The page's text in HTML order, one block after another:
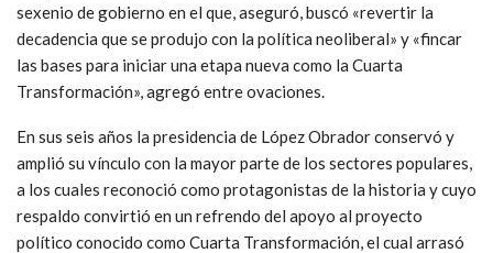
sexenio de gobierno en el que, aseguró, buscó «revertir la
decadencia que se produjo con la política neoliberal» y «fincar
las bases para iniciar una etapa nueva como la Cuarta
Transformación», agregó entre ovaciones.
En sus seis años la presidencia de López Obrador conservó y
amplió su vínculo con la mayor parte de los sectores populares,
a los cuales reconoció como protagonistas de la historia y cuyo
respaldo convirtió en un refrendo del apoyo al proyecto
político conocido como Cuarta Transformación, el cual arrasó